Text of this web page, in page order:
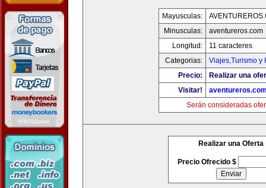
Mayusculas:
Minusculas:
aventureros.com
Longitud:
11 caracteres
Categorias:
Viajes,Turismo y
Precio:
Realizar una
Visitar!
Serán consideradas
Realizar una Oferta
Precio Ofrecido $